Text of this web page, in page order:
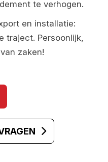
te verhogen.
en installatie:
traject. Persoonlijk,
zaken!